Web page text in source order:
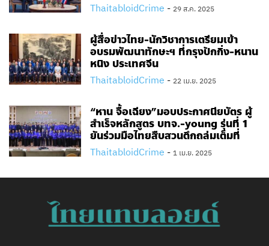
ThaitabloidCrime - 29 ส.ค. 2025
ผู้สื่อข่าวไทย-นักวิชาการเตรียมเข้า
อบรมพัฒนาทักษะฯ ที่กรุงปักกิ่ง-หนาน
หนิง ประเทศจีน
ThaitabloidCrime - 22 เม.ย. 2025
“หาน จื้อเฉียง”มอบประกาศนียบัตร ผู้
สำเร็จหลักสูตร บทจ.-young รุ่นที่ 1
ยันร่วมมือไทยสืบสวนตึกถล่มเต็มที่
ThaitabloidCrime - 1 เม.ย. 2025